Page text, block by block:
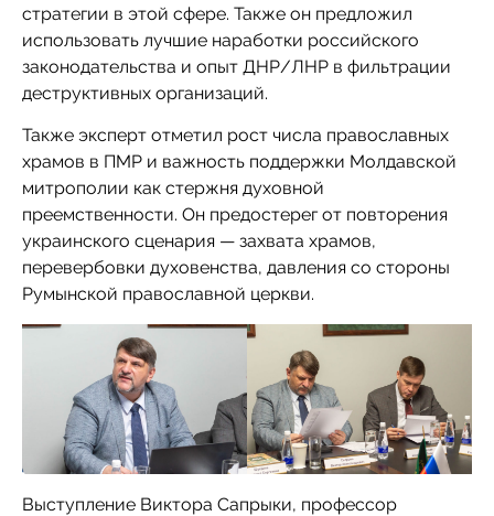
стратегии в этой сфере. Также он предложил
использовать лучшие наработки российского
законодательства и опыт ДНР/ЛНР в фильтрации
деструктивных организаций.
Также эксперт отметил рост числа православных
храмов в ПМР и важность поддержки Молдавской
митрополии как стержня духовной
преемственности. Он предостерег от повторения
украинского сценария — захвата храмов,
перевербовки духовенства, давления со стороны
Румынской православной церкви.
Выступление Виктора Сапрыки, профессор